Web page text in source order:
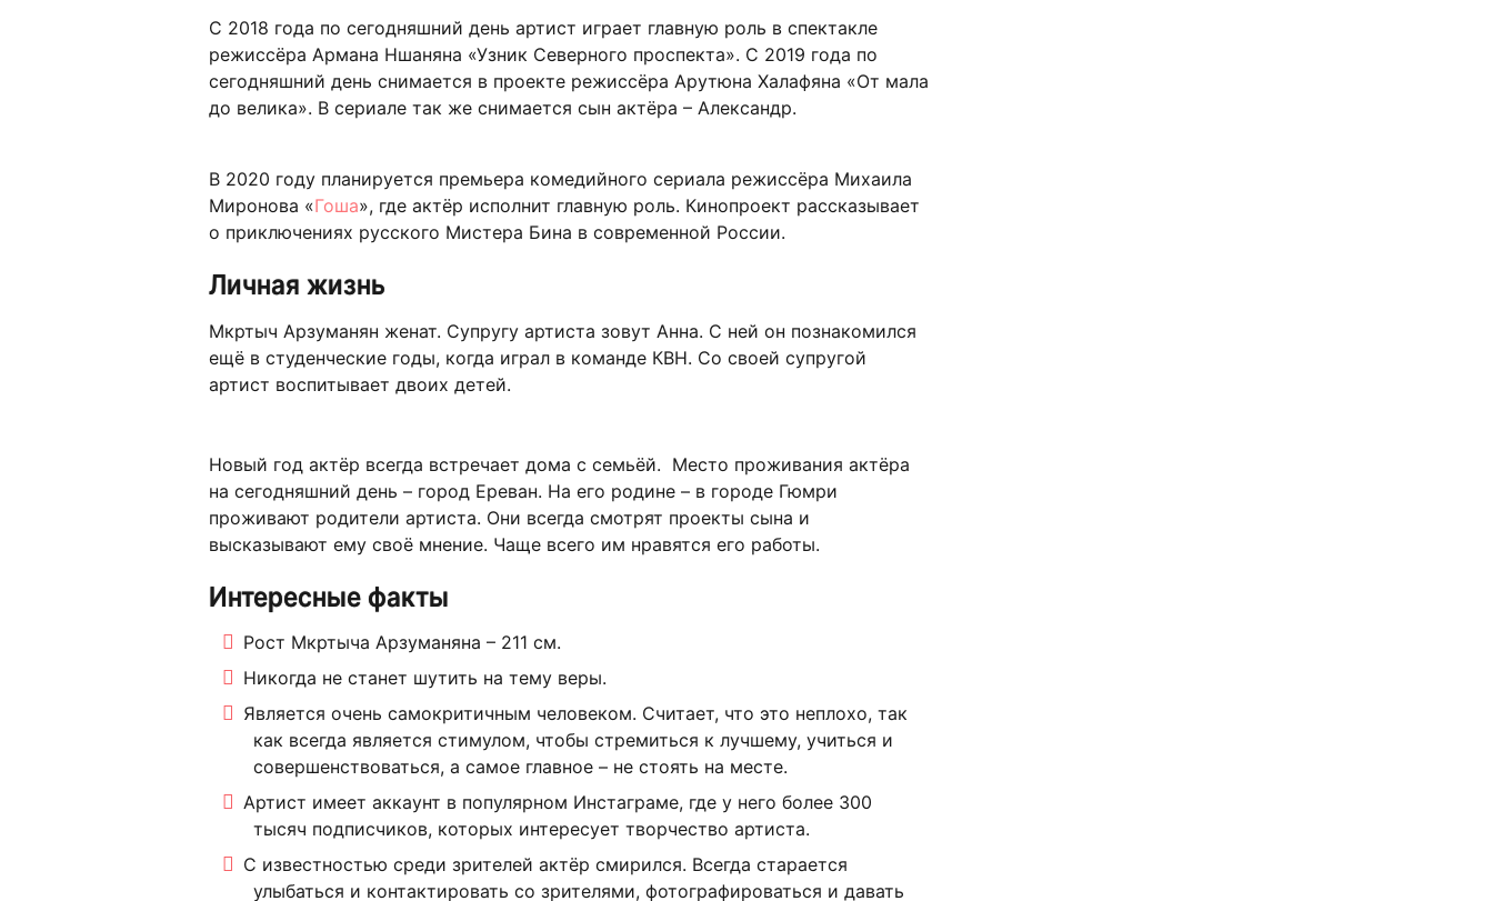
С 2018 года по сегодняшний день артист играет главную роль в спектакле
режиссёра Армана Ншаняна «Узник Северного проспекта». С 2019 года по
сегодняшний день снимается в проекте режиссёра Арутюна Халафяна «От мала
до велика». В сериале так же снимается сын актёра – Александр.
В 2020 году планируется премьера комедийного сериала режиссёра Михаила
Миронова «Гоша», где актёр исполнит главную роль. Кинопроект рассказывает
о приключениях русского Мистера Бина в современной России.
Личная жизнь
Мкртыч Арзуманян женат. Супругу артиста зовут Анна. С ней он познакомился
ещё в студенческие годы, когда играл в команде КВН. Со своей супругой
артист воспитывает двоих детей.
Новый год актёр всегда встречает дома с семьёй. Место проживания актёра
на сегодняшний день – город Ереван. На его родине – в городе Гюмри
проживают родители артиста. Они всегда смотрят проекты сына и
высказывают ему своё мнение. Чаще всего им нравятся его работы.
Интересные факты
Рост Мкртыча Арзуманяна – 211 см.
Никогда не станет шутить на тему веры.
Является очень самокритичным человеком. Считает, что это неплохо, так
как всегда является стимулом, чтобы стремиться к лучшему, учиться и
совершенствоваться, а самое главное – не стоять на месте.
Артист имеет аккаунт в популярном Инстаграме, где у него более 300
тысяч подписчиков, которых интересует творчество артиста.
С известностью среди зрителей актёр смирился. Всегда старается
улыбаться и контактировать со зрителями, фотографироваться и давать